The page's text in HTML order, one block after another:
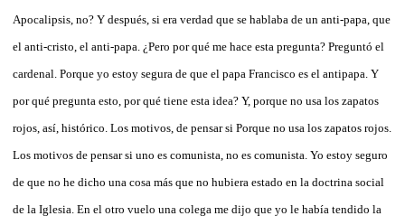
Apocalipsis, no? Y después, si era verdad que se hablaba de un anti-papa, que
el anti-cristo, el anti-papa. ¿Pero por qué me hace esta pregunta? Preguntó el
cardenal. Porque yo estoy segura de que el papa Francisco es el antipapa. Y
por qué pregunta esto, por qué tiene esta idea? Y, porque no usa los zapatos
rojos, así, histórico. Los motivos, de pensar si Porque no usa los zapatos rojos.
Los motivos de pensar si uno es comunista, no es comunista. Yo estoy seguro
de que no he dicho una cosa más que no hubiera estado en la doctrina social
de la Iglesia. En el otro vuelo una colega me dijo que yo le había tendido la